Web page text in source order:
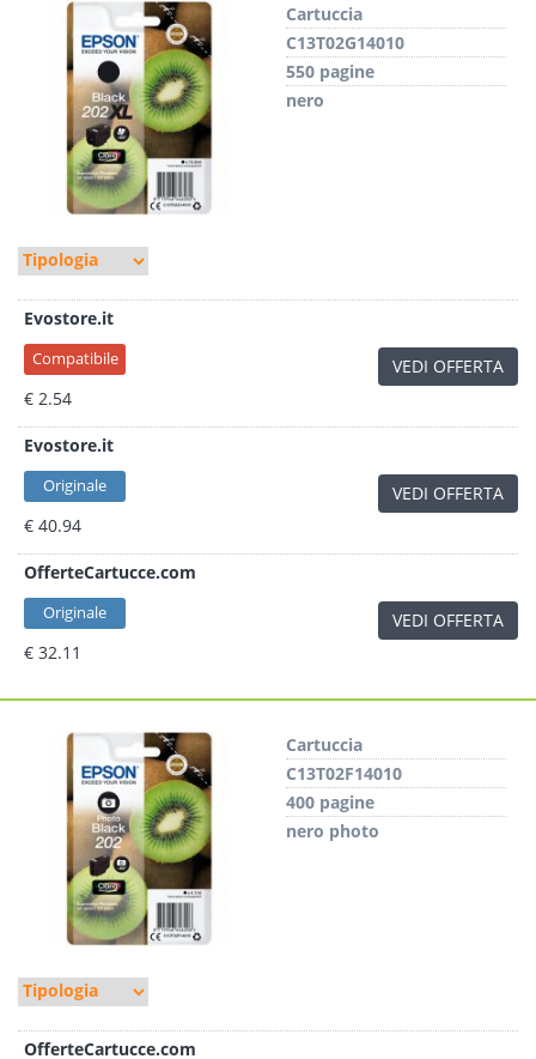
Cartuccia
C13T02G14010
550 pagine
nero
Evostore.it
Compatibile
€ 2.54
VEDI OFFERTA
Evostore.it
Originale
€ 40.94
VEDI OFFERTA
OfferteCartucce.com
Originale
€ 32.11
VEDI OFFERTA
Cartuccia
C13T02F14010
400 pagine
nero photo
OfferteCartucce.com